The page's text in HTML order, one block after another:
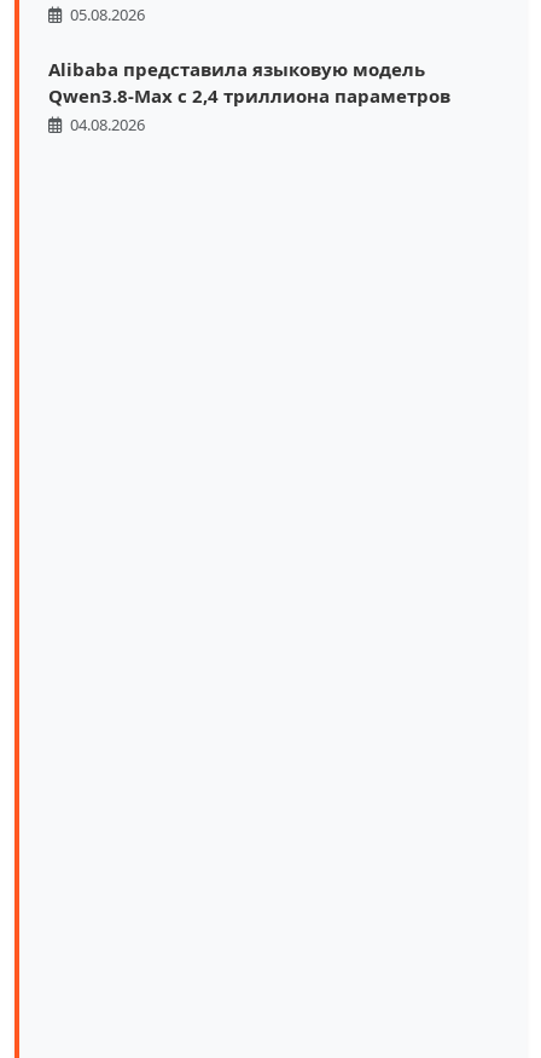
05.08.2026
Alibaba представила языковую модель
Qwen3.8-Max с 2,4 триллиона параметров
04.08.2026